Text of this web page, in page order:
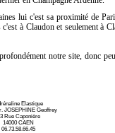
lui c'est sa proximité de
à Claudon et seulement à
notre site, donc
Elastique
JOSEPHINE Geoffrey
Rue Caponière
14000 CAEN
06.73.58.66.45